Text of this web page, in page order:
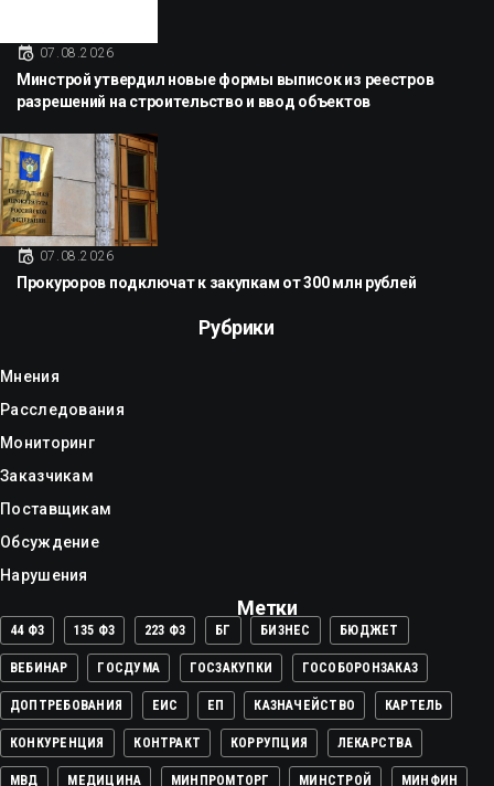
07.08.2026
Минстрой утвердил новые формы выписок из реестров
разрешений на строительство и ввод объектов
07.08.2026
Прокуроров подключат к закупкам от 300 млн рублей
Рубрики
Мнения
Расследования
Мониторинг
Заказчикам
Поставщикам
Обсуждение
Нарушения
Метки
44 ФЗ 135 ФЗ 223 ФЗ БГ БИЗНЕС БЮДЖЕТ
ВЕБИНАР ГОСДУМА ГОСЗАКУПКИ ГОСОБОРОНЗАКАЗ
ДОПТРЕБОВАНИЯ ЕИС ЕП КАЗНАЧЕЙСТВО КАРТЕЛЬ
КОНКУРЕНЦИЯ КОНТРАКТ КОРРУПЦИЯ ЛЕКАРСТВА
МВД МЕДИЦИНА МИНПРОМТОРГ МИНСТРОЙ МИНФИН